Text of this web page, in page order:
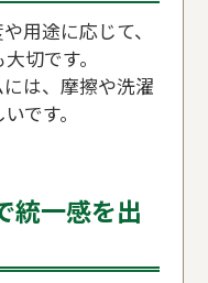
用途に応じて、
切です。
は、摩擦や洗濯
です。
統一感を出